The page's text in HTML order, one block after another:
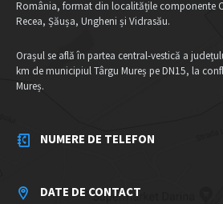
România, format din localitățile componente
Recea, Șăușa, Ungheni și Vidrasău.
Orașul se află în partea central-vestică a
km de municipiul Târgu Mureș pe DN15, la
Mureș.
NUMERE DE TELEFON
DATE DE CONTACT